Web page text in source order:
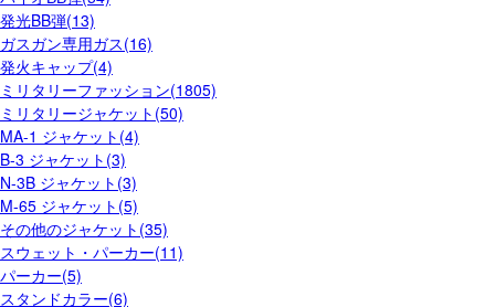
発光BB弾(13)
ガスガン専用ガス(16)
発火キャップ(4)
ミリタリーファッション(1805)
ミリタリージャケット(50)
MA-1 ジャケット(4)
B-3 ジャケット(3)
N-3B ジャケット(3)
M-65 ジャケット(5)
その他のジャケット(35)
スウェット・パーカー(11)
パーカー(5)
スタンドカラー(6)